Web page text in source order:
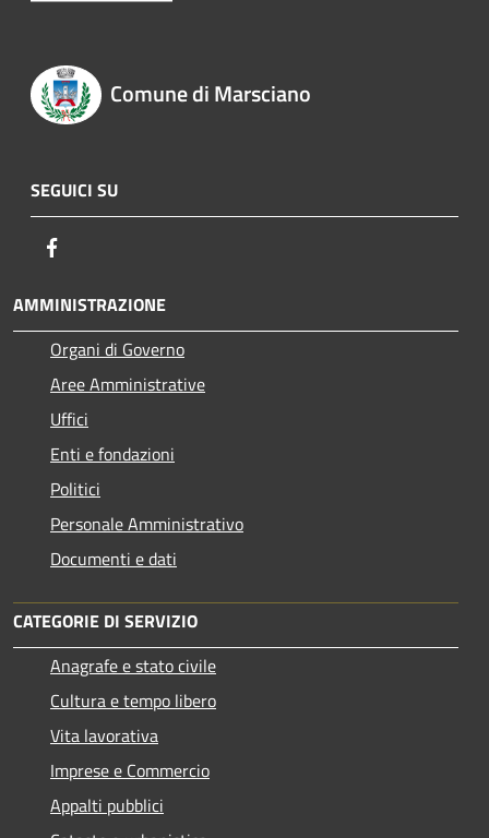
Comune di Marsciano
SEGUICI SU
AMMINISTRAZIONE
Organi di Governo
Aree Amministrative
Uffici
Enti e fondazioni
Politici
Personale Amministrativo
Documenti e dati
CATEGORIE DI SERVIZIO
Anagrafe e stato civile
Cultura e tempo libero
Vita lavorativa
Imprese e Commercio
Appalti pubblici